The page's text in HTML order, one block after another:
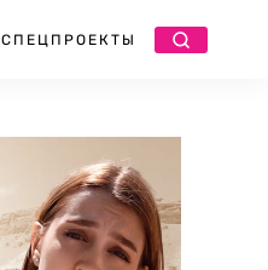
СПЕЦПРОЕКТЫ